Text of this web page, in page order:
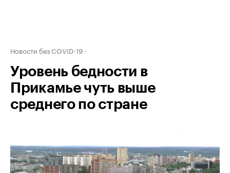
Новости без COVID-19
Уровень бедности в
Прикамье чуть выше
среднего по стране